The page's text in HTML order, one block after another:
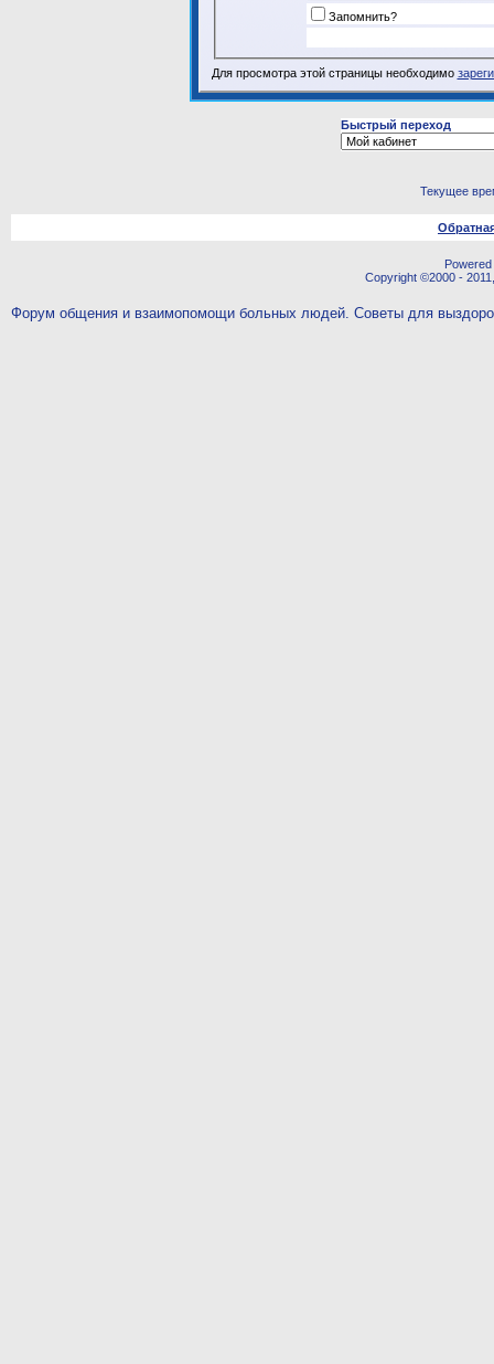
Запомнить?
Для просмотра этой страницы необходимо
Быстрый переход
Текущее
Copyright ©2000 -
Форум общения и взаимопомощи больных людей. Советы для